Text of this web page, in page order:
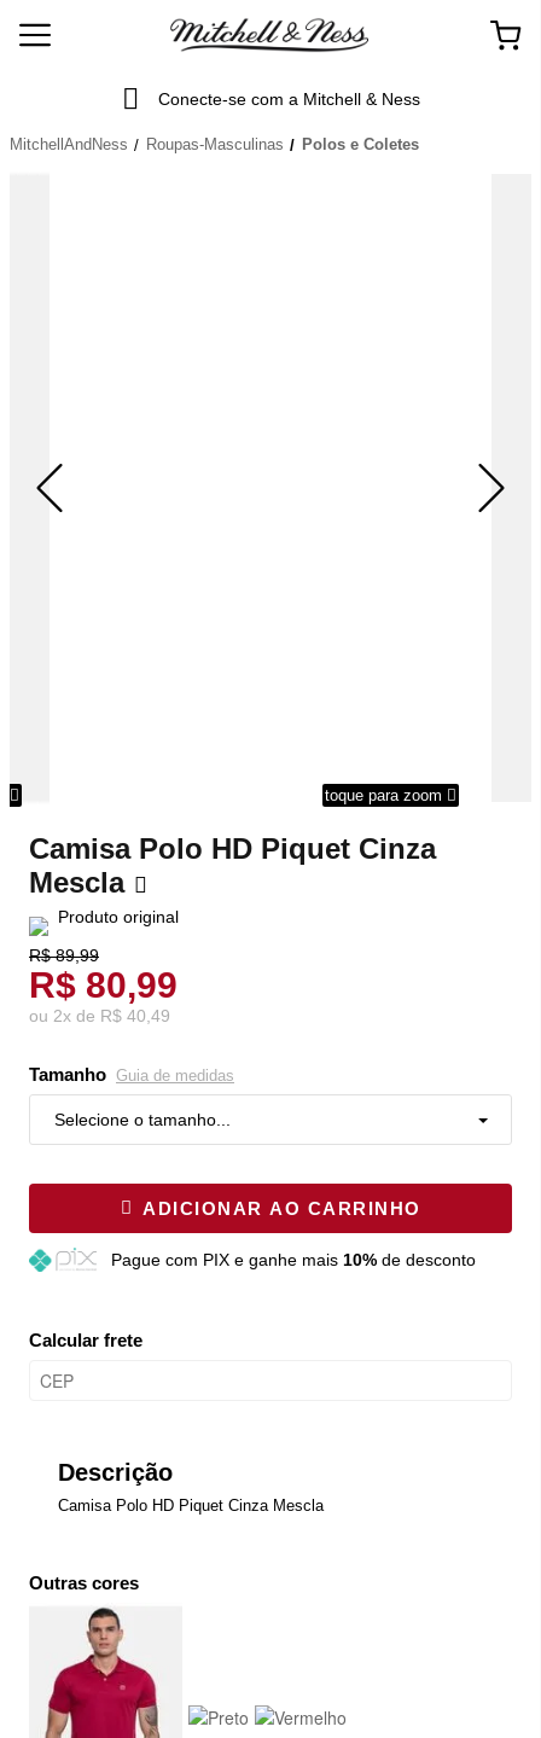
Conecte-se com a Mitchell & Ness
MitchellAndNess Roupas-Masculinas Polos e Coletes
toque para zoom
Camisa Polo HD Piquet Cinza
Mescla
Produto original
R$ 89,99
R$ 80,99
ou 2x de R$ 40,49
Tamanho Guia de medidas
Selecione o tamanho...
ADICIONAR AO CARRINHO
Pague com PIX e ganhe mais 10%de desconto
Calcular frete
Descrição
Camisa Polo HD Piquet Cinza Mescla
Outras cores